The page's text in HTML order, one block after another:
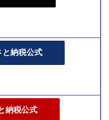
納税公式
納税公式